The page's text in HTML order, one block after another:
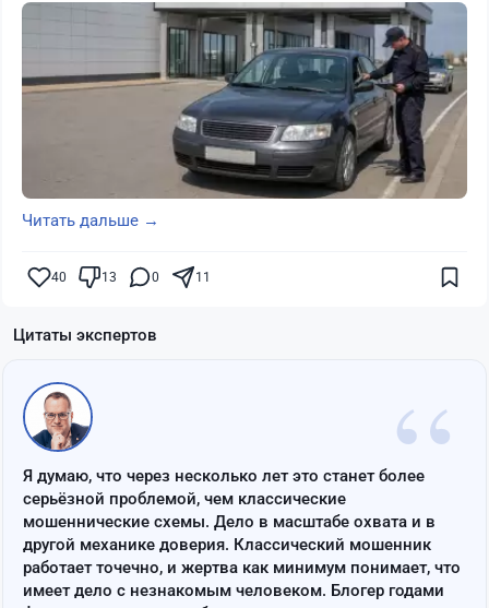
Читать дальше →
40 13 0 11
Цитаты экспертов
“
Я думаю, что через несколько лет это станет более
серьёзной проблемой, чем классические
мошеннические схемы. Дело в масштабе охвата и в
другой механике доверия. Классический мошенник
работает точечно, и жертва как минимум понимает, что
имеет дело с незнакомым человеком. Блогер годами